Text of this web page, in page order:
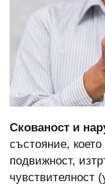
Скованост и
състояние,
подвижност,
чувствителност